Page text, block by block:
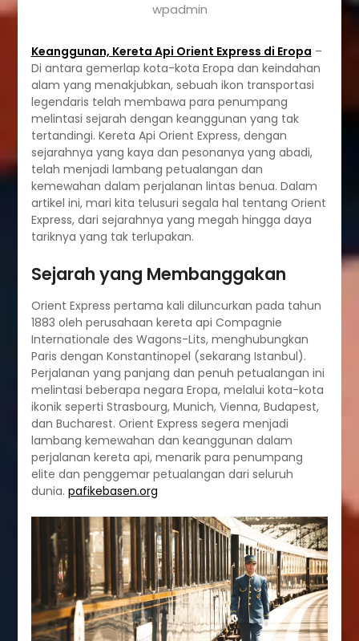
wpadmin
Keanggunan, Kereta Api Orient Express di Eropa –
Di antara gemerlap kota-kota Eropa dan keindahan
alam yang menakjubkan, sebuah ikon transportasi
legendaris telah membawa para penumpang
melintasi sejarah dengan keanggunan yang tak
tertandingi. Kereta Api Orient Express, dengan
sejarahnya yang kaya dan pesonanya yang abadi,
telah menjadi lambang petualangan dan
kemewahan dalam perjalanan lintas benua. Dalam
artikel ini, mari kita telusuri segala hal tentang Orient
Express, dari sejarahnya yang megah hingga daya
tariknya yang tak terlupakan.
Sejarah yang Membanggakan
Orient Express pertama kali diluncurkan pada tahun
1883 oleh perusahaan kereta api Compagnie
Internationale des Wagons-Lits, menghubungkan
Paris dengan Konstantinopel (sekarang Istanbul).
Perjalanan yang panjang dan penuh petualangan ini
melintasi beberapa negara Eropa, melalui kota-kota
ikonik seperti Strasbourg, Munich, Vienna, Budapest,
dan Bucharest. Orient Express segera menjadi
lambang kemewahan dan keanggunan dalam
perjalanan kereta api, menarik para penumpang
elite dan penggemar petualangan dari seluruh
dunia. pafikebasen.org